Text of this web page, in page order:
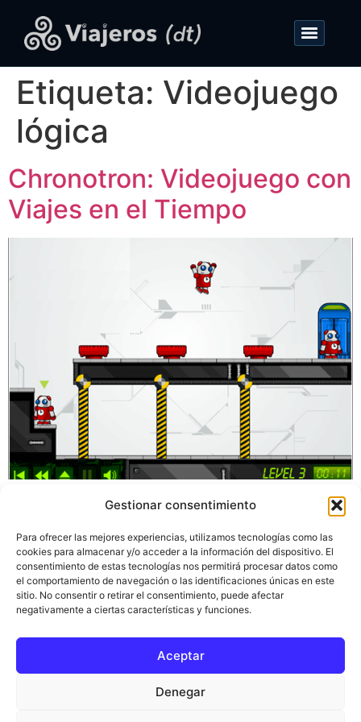
Gestionar consentimiento
Para ofrecer las mejores experiencias, utilizamos tecnologías como las
cookies para almacenar y/o acceder a la información del dispositivo. El
consentimiento de estas tecnologías nos permitirá procesar datos como
el comportamiento de navegación o las identificaciones únicas en este
sitio. No consentir o retirar el consentimiento, puede afectar
negativamente a ciertas características y funciones.
Aceptar
Denegar
Etiqueta: Videojuego
lógica
Chronotron: Videojuego con
Viajes en el Tiempo
En esta ocasión me gustaría hablaros de una pequeña
joya en materia de videojuegos con viajes en el tiempo
que he encontrado surcando la red a la velocidad del
rayo
Chronotron es un entretenido juego con viajes
en el tiempo en su jugabilidad. Tiene diferentes niveles
que van aumentando su dificultad a medida que
avanzamos […]
Ciencia del tiempo
Política de privacidad